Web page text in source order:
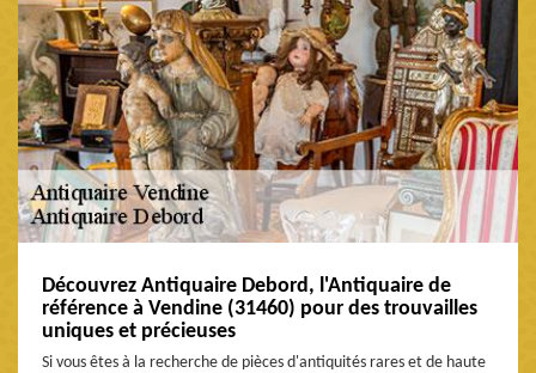
Découvrez Antiquaire Debord, l'Antiquaire de
référence à Vendine (31460) pour des trouvailles
uniques et précieuses
Si vous êtes à la recherche de pièces d'antiquités rares et de haute